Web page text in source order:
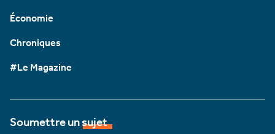
Économie
Chroniques
#Le Magazine
Soumettre un sujet